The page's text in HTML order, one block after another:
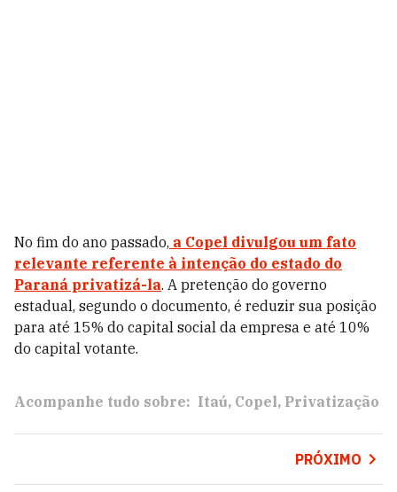
No fim do ano passado, a Copel divulgou um fato
relevante referente à intenção do estado do
Paraná privatizá-la. A pretenção do governo
estadual, segundo o documento, é reduzir sua posição
para até 15% do capital social da empresa e até 10%
do capital votante.
Acompanhe tudo sobre: Itaú Copel Privatização
PRÓXIMO